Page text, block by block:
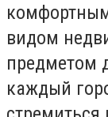
видом
предметом
каждый